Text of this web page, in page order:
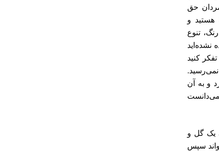
حق
هستید و
تنوع
نشده‌اید
کنید
و به آن
مى‌دانست
یک گل و
سپس